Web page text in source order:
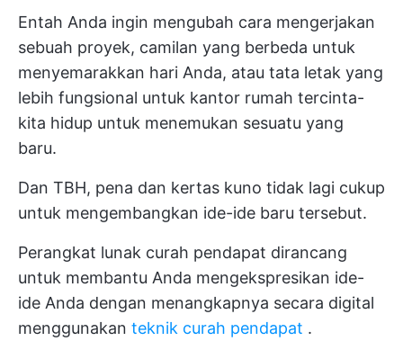
Entah Anda ingin mengubah cara mengerjakan
sebuah proyek, camilan yang berbeda untuk
menyemarakkan hari Anda, atau tata letak yang
lebih fungsional untuk kantor rumah tercinta-
kita hidup untuk menemukan sesuatu yang
baru.
Dan TBH, pena dan kertas kuno tidak lagi cukup
untuk mengembangkan ide-ide baru tersebut.
Perangkat lunak curah pendapat dirancang
untuk membantu Anda mengekspresikan ide-
ide Anda dengan menangkapnya secara digital
menggunakan teknik curah pendapat .